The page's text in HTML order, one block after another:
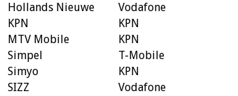
Hollands Nieuwe
Vodafone
KPN
KPN
MTV Mobile
KPN
Simpel
T-Mobile
Simyo
KPN
SIZZ
Vodafone